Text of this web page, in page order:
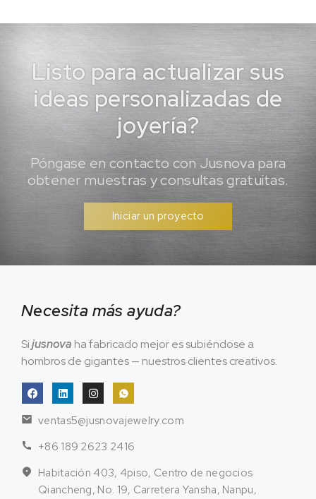
Listo para actualizar sus
ideas personalizadas de
joyería?
Póngase en contacto con Jusnova para
obtener muestras y consultas gratuitas.
Iniciar un proyecto
Necesita más ayuda?
Sijusnova ha fabricado mejor es subiéndose a
hombros de gigantes — nuestros clientes creativos.
ventas5@jusnovajewelry.com
+86 189 2623 2416
Habitación 403, 4piso, Centro de negocios
Qiancheng, No. 19, Carretera Yansha, Nanpu,